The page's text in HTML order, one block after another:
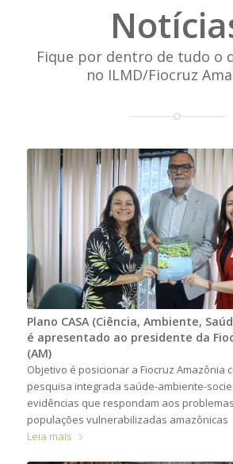
Fique por dentro de tudo o
no ILMD/Fiocruz
Plano CASA (Ciência, Ambiente,
é apresentado ao presidente da
(AM)
Objetivo é posicionar a Fiocruz Amazônia
pesquisa integrada saúde-ambiente-
evidências que respondam aos
populações vulnerabilizadas amazônicas
Leia mais